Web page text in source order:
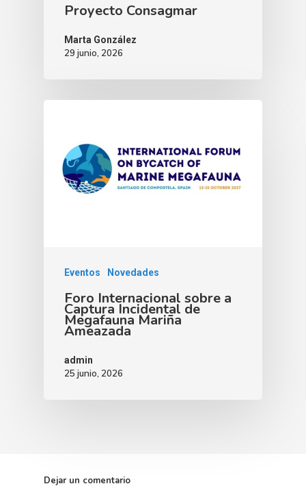
Proyecto Consagmar
Marta González
29 junio, 2026
Eventos Novedades
Foro Internacional sobre a
Captura Incidental de
Megafauna Mariña
Ameazada
admin
25 junio, 2026
Dejar un comentario